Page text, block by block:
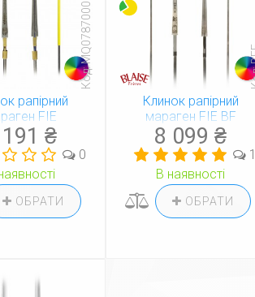
Код: MQ0787000
рапірний
FIE
BF
₴
0
ОБРАТИ
Клинок рапірний
мараген FIE BF
8 099 ₴
1
В наявності
ОБРАТИ